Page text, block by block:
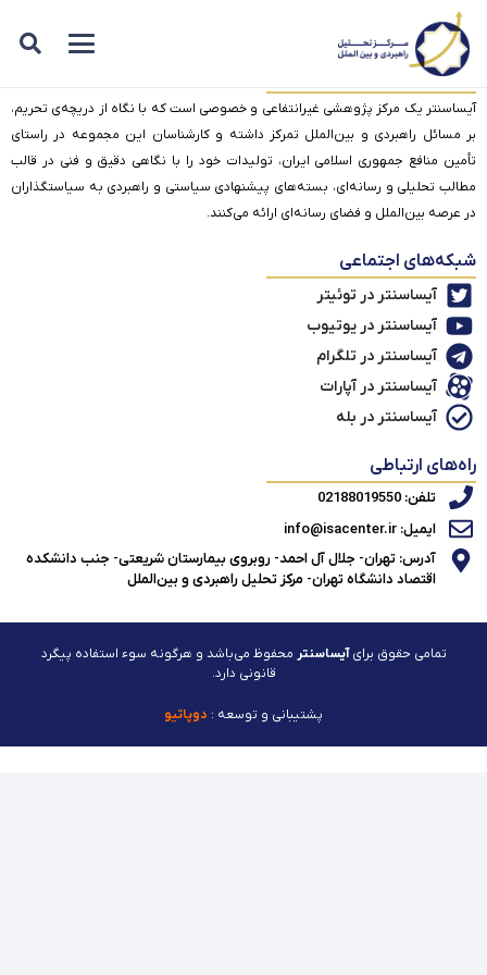
درباره آیساسنتر
آیساسنتر یک مرکز پژوهشی غیرانتفاعی و خصوصی است که با نگاه از دریچه‌ی تحریم،
بر مسائل راهبردی و بین‌الملل تمرکز داشته و کارشناسان این مجموعه در راستای
تأمین منافع جمهوری اسلامی ایران، تولیدات خود را با نگاهی دقیق و فنی در قالب
مطالب تحلیلی و رسانه‌ای، بسته‌های پیشنهادی سیاستی و راهبردی به سیاستگذاران
در عرصه بین‌الملل و فضای رسانه‌ای ارائه می‌کنند.
شبکه‌های اجتماعی
آیساسنتر در توئیتر
آیساسنتر در یوتیوب
آیساسنتر در تلگرام
آیساسنتر در آپارات
آیساسنتر در بله
راه‌های ارتباطی
تلفن: 02188019550
ایمیل: info@isacenter.ir
آدرس: تهران- جلال آل احمد- روبروی بیمارستان شریعتی- جنب دانشکده
اقتصاد دانشگاه تهران- مرکز تحلیل راهبردی و بین‌الملل
تمامی حقوق برایآیساسنتر محفوظ می‌باشد و هرگونه سوء استفاده پیگرد
قانونی دارد.
پشتیبانی و توسعه : دوپاتیو